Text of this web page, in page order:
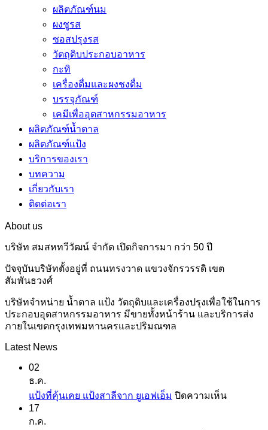
ผลิตภัณฑ์นม
ผงชูรส
ซอสปรุงรส
วัตถุดิบประกอบอาหาร
กะทิ
เครื่องดื่มและผงชงดื่ม
บรรจุภัณฑ์
เคมีเพื่ออุตสาหกรรมอาหาร
ผลิตภัณฑ์น้ำตาล
ผลิตภัณฑ์แป้ง
บริการของเรา
บทความ
เกี่ยวกับเรา
ติดต่อเรา
About us
บริษัท สมสหทวีวัฒน์ จำกัด เปิดกิจการมา กว่า 50 ปี
ปัจจุบันบริษัทตั้งอยู่ที่ ถนนทรงวาด แขวงจักรวรรดิ เขต
สัมพันธวงศ์
บริษัทจำหน่าย น้ำตาล แป้ง วัตถุดิบและเครื่องปรุงเพื่อใช้ในการ
ประกอบอุตสาหกรรมอาหาร มีขายทั้งหน้าร้าน และบริการส่ง
ภายในเขตกรุงเทพมหานครและปริมณฑล
Latest News
02
ธ.ค.
แป้งที่คุ้นเคย แป้งสาลีจาก ยูเอฟเอ็ม ปิดความเห็นบน
17
ก.ค.